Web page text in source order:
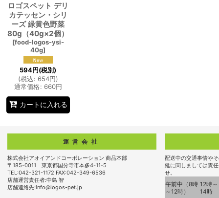
ロゴスペット デリ
カテッセン・シリ
ーズ 緑黄色野菜
80g（40g×2個）
[food-logos-ysi-
40g]
594円(税別)
(税込: 654円)
通常価格: 660円
カートに入れる
運営会社
株式会社アオイアンドコーポレーション 商品本部
〒185-0011 東京都国分寺市本多4-11-5
TEL:042-321-1172 FAX:042-349-6536
店舗運営責任者:中島 智
店舗連絡先:info@logos-pet.jp
配送中の交通事情や
延に関しましては責
せ。
午前中（8時
～12時）
12時～
14時